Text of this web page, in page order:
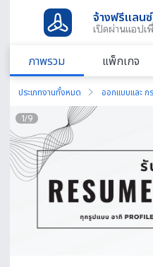
จ้างฟรีแลน
เปิดผ่านแอปเ
ภาพรวม แพ็กเกจ
ประเภทงานทั้งหมด ออกแบบและ ก
1/9